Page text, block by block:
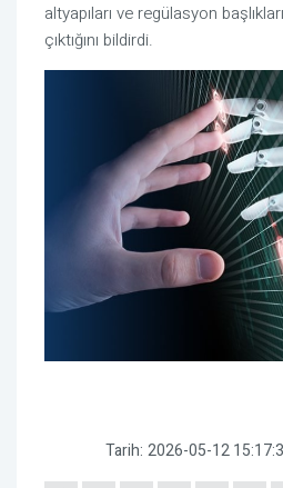
altyapıları ve regülasyon
çıktığını bildirdi.
Tarih: 2026-05-12